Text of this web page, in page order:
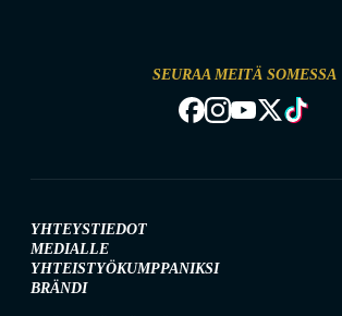
SEURAA MEITÄ SOMESSA
YHTEYSTIEDOT
MEDIALLE
YHTEISTYÖKUMPPANIKSI
BRÄNDI